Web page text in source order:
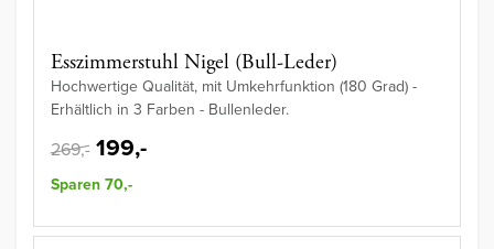
Esszimmerstuhl Nigel (Bull-Leder)
Hochwertige Qualität, mit Umkehrfunktion (180 Grad) -
Erhältlich in 3 Farben - Bullenleder.
269,- 199,-
Sparen 70,-